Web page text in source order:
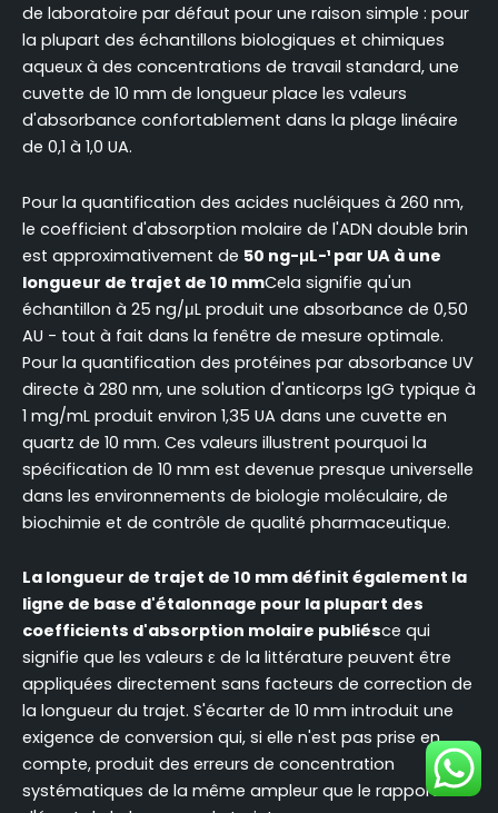
de laboratoire par défaut pour une raison simple : pour
la plupart des échantillons biologiques et chimiques
aqueux à des concentrations de travail standard, une
cuvette de 10 mm de longueur place les valeurs
d'absorbance confortablement dans la plage linéaire
de 0,1 à 1,0 UA.
Pour la quantification des acides nucléiques à 260 nm,
le coefficient d'absorption molaire de l'ADN double brin
est approximativement de 50 ng-μL-¹ par UA à une
longueur de trajet de 10 mmCela signifie qu'un
échantillon à 25 ng/μL produit une absorbance de 0,50
AU - tout à fait dans la fenêtre de mesure optimale.
Pour la quantification des protéines par absorbance UV
directe à 280 nm, une solution d'anticorps IgG typique à
1 mg/mL produit environ 1,35 UA dans une cuvette en
quartz de 10 mm. Ces valeurs illustrent pourquoi la
spécification de 10 mm est devenue presque universelle
dans les environnements de biologie moléculaire, de
biochimie et de contrôle de qualité pharmaceutique.
La longueur de trajet de 10 mm définit également la
ligne de base d'étalonnage pour la plupart des
coefficients d'absorption molaire publiésce qui
signifie que les valeurs ε de la littérature peuvent être
appliquées directement sans facteurs de correction de
la longueur du trajet. S'écarter de 10 mm introduit une
exigence de conversion qui, si elle n'est pas prise en
compte, produit des erreurs de concentration
systématiques de la même ampleur que le rapport